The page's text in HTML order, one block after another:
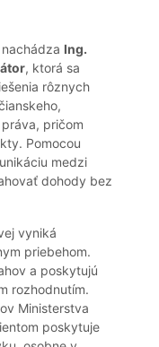
Ing.
, ktorá sa
rôznych
pričom
Pomocou
medzi
dohody bez
vyniká
priebehom.
a poskytujú
rozhodnutím.
Ministerstva
poskytuje